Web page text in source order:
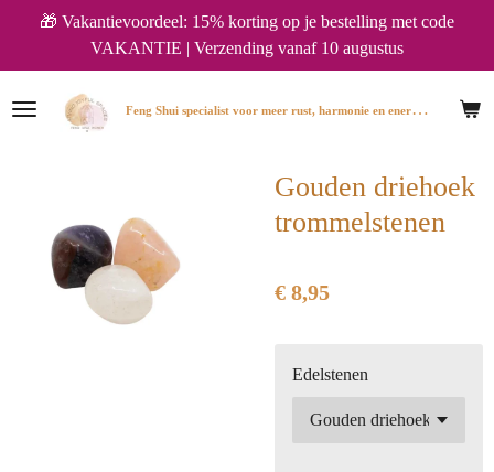
naar
de
hoofdinhoud
F
eng Shui specialist voor meer rust, harmonie en energie in huis.
🎁 Vakantievoordeel: 15% korting op je bestelling met code
VAKANTIE | Verzending vanaf 10 augustus
Gouden driehoek
trommelstenen
€ 8,95
Edelstenen